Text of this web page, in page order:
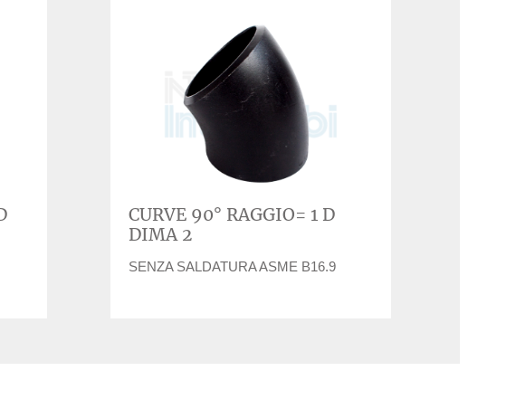
CURVE 90° RAGGIO= 1 D
DIMA 2
SENZA SALDATURA ASME B16.9